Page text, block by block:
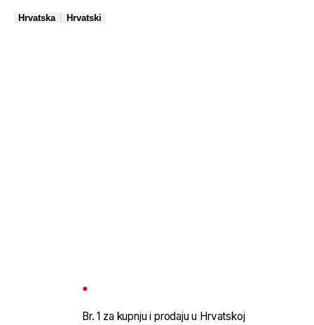
Hrvatska Hrvatski
Br. 1 za kupnju i prodaju u Hrvatskoj